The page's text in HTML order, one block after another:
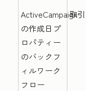
ActiveCampaign
の作成日プ
ロパティー
のバックフ
ィルワーク
フロー
取引